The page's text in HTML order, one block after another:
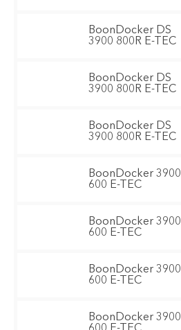
BoonDocker DS
3900 800R E-TEC
BoonDocker DS
3900 800R E-TEC
BoonDocker DS
3900 800R E-TEC
BoonDocker 3900
600 E-TEC
BoonDocker 3900
600 E-TEC
BoonDocker 3900
600 E-TEC
BoonDocker 3900